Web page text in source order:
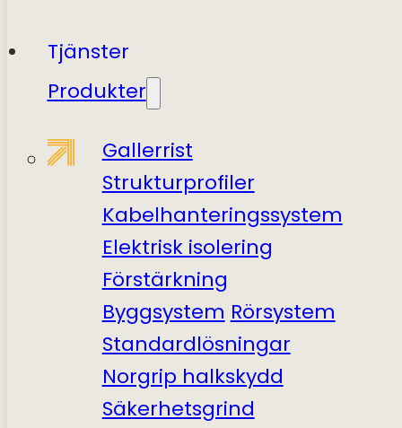
Tjänster
Produkter
Gallerrist
Strukturprofiler
Kabelhanteringssystem
Elektrisk isolering
Förstärkning
ByggsystemRörsystem
Standardlösningar
Norgrip halkskydd
Säkerhetsgrind